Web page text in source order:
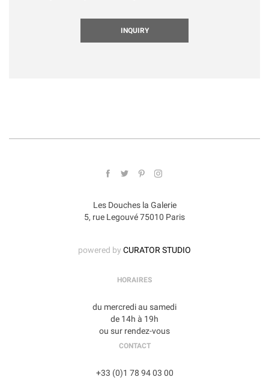
INQUIRY
Les Douches la Galerie
5, rue Legouvé 75010 Paris
powered by CURATOR STUDIO
HORAIRES
du mercredi au samedi
de 14h à 19h
ou sur rendez-vous
CONTACT
+33 (0)1 78 94 03 00